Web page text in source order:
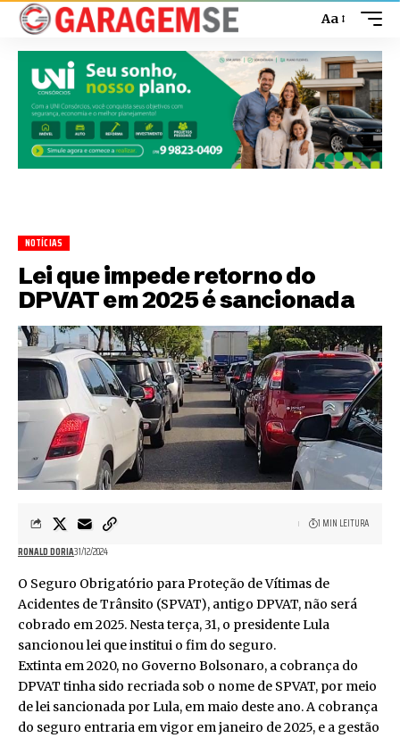
Aa
NOTÍCIAS
Lei que impede retorno do
DPVAT em 2025 é sancionada
RONALD DORIA31/12/2024
1 MIN LEITURA
O Seguro Obrigatório para Proteção de Vítimas de
Acidentes de Trânsito (SPVAT), antigo DPVAT, não será
cobrado em 2025. Nesta terça, 31, o presidente Lula
sancionou lei que institui o fim do seguro.
Extinta em 2020, no Governo Bolsonaro, a cobrança do
DPVAT tinha sido recriada sob o nome de SPVAT, por meio
de lei sancionada por Lula, em maio deste ano. A cobrança
do seguro entraria em vigor em janeiro de 2025, e a gestão